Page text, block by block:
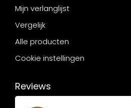
Mijn verlanglijst
Vergelijk
Alle producten
Cookie instellingen
Reviews